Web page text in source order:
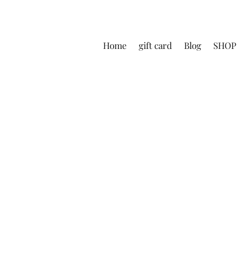
Home gift card Blog SHOP